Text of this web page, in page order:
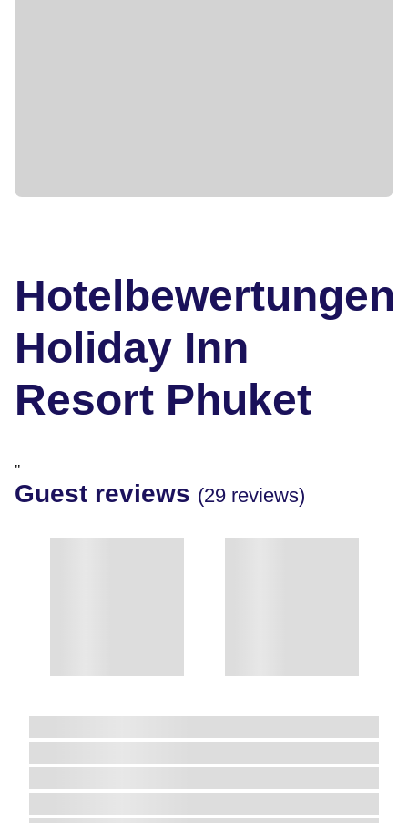
Hotelbewertungen
Holiday Inn
Resort Phuket
"
Guest reviews (29 reviews)